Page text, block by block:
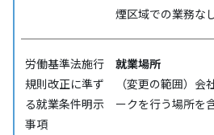
煙区域での業務な
労働基準法施行
規則改正に準ず
る就業条件明示
事項
就業場所
（変更の範囲）
ークを行う場所を含